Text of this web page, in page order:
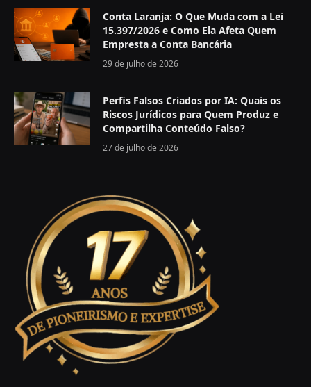
Conta Laranja: O Que Muda com a Lei
15.397/2026 e Como Ela Afeta Quem
Empresta a Conta Bancária
29 de julho de 2026
Perfis Falsos Criados por IA: Quais os
Riscos Jurídicos para Quem Produz e
Compartilha Conteúdo Falso?
27 de julho de 2026